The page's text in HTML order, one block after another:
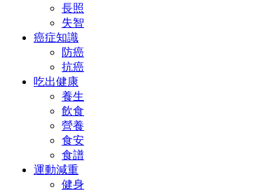
長照
失智
癌症知識
防癌
抗癌
吃出健康
養生
飲食
營養
食安
食譜
運動減重
健身